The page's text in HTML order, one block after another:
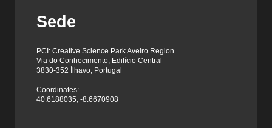
Sede
PCI: Creative Science Park Aveiro Region
Via do Conhecimento, Edifício Central
3830-352 Ílhavo, Portugal
Coordinates:
40.6188035, -8.6670908